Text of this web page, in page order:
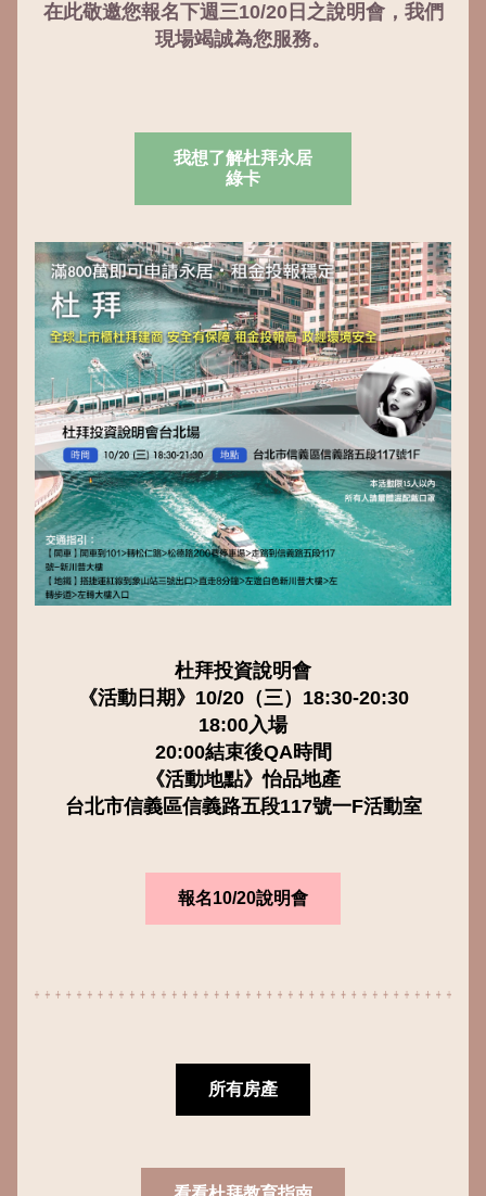
在此敬邀您報名下週三10/20日之說明會，我們
現場竭誠為您服務。
我想了解杜拜永居
綠卡
杜拜投資說明會
《活動日期》10/20（三）18:30-20:30
18:00入場
20:00結束後QA時間
《活動地點》怡品地產
台北市信義區信義路五段117號一F活動室
報名10/20說明會
所有房產